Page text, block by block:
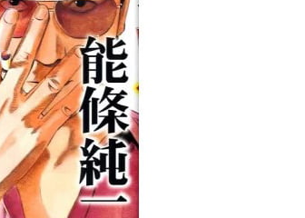
リーグとは？
とは？
な選手とは？